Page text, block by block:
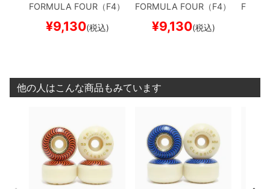
FORMULA FOUR（F4）
101D CLASSIC
¥9,130(税込)
FORMULA FOUR（F4）
101D CLASSIC
¥9,130(税込)
他の人はこんな商品もみています